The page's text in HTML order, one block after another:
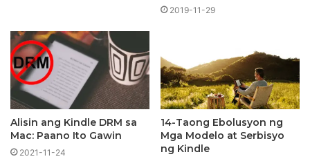
2019-11-29
Alisin ang Kindle DRM sa
Mac: Paano Ito Gawin
2021-11-24
14-Taong Ebolusyon ng
Mga Modelo at Serbisyo
ng Kindle